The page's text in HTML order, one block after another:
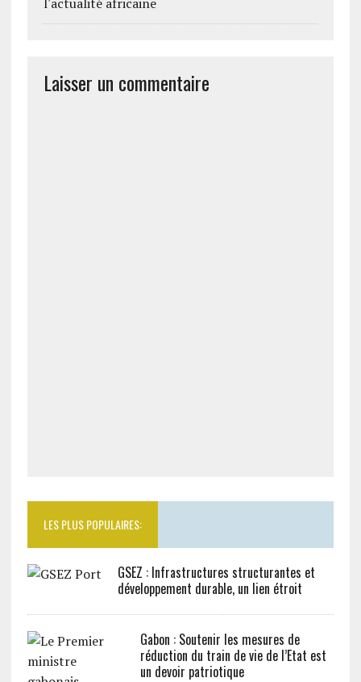
Laisser un commentaire
LES PLUS POPULAIRES:
GSEZ : Infrastructures structurantes et
développement durable, un lien étroit
Gabon : Soutenir les mesures de
réduction du train de vie de l’Etat est
un devoir patriotique